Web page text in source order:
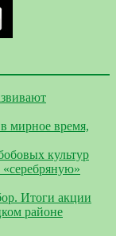
мирное время,
культур
Итоги акции
районе